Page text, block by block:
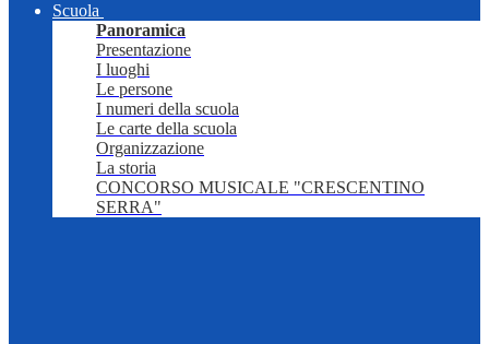
Scuola
Panoramica
Presentazione
I luoghi
Le persone
I numeri della scuola
Le carte della scuola
Organizzazione
La storia
CONCORSO MUSICALE "CRESCENTINO
SERRA"